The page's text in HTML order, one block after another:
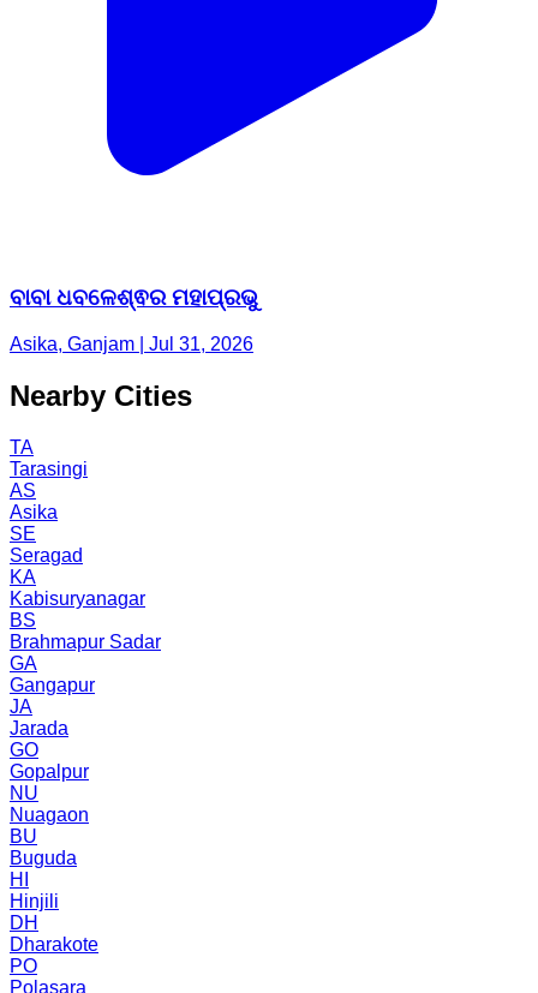
ବାବା ଧବଳେଶ୍ଵର ମହାପ୍ରଭୁ
Asika, Ganjam | Jul 31, 2026
Nearby Cities
TA
Tarasingi
AS
Asika
SE
Seragad
KA
Kabisuryanagar
BS
Brahmapur Sadar
GA
Gangapur
JA
Jarada
GO
Gopalpur
NU
Nuagaon
BU
Buguda
HI
Hinjili
DH
Dharakote
PO
Polasara